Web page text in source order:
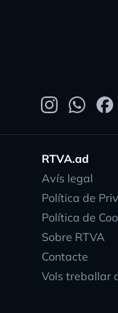
RTVA.ad
Avís legal
Política de
Política de
Sobre RTVA
Contacte
Vols treballar